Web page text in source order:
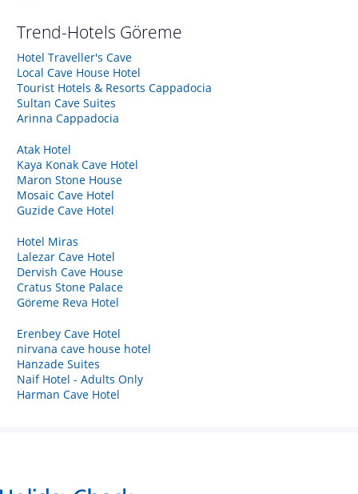
Trend-Hotels Göreme
Hotel Traveller's Cave
Local Cave House Hotel
Tourist Hotels & Resorts Cappadocia
Sultan Cave Suites
Arinna Cappadocia
Atak Hotel
Kaya Konak Cave Hotel
Maron Stone House
Mosaic Cave Hotel
Guzide Cave Hotel
Hotel Miras
Lalezar Cave Hotel
Dervish Cave House
Cratus Stone Palace
Göreme Reva Hotel
Erenbey Cave Hotel
nirvana cave house hotel
Hanzade Suites
Naif Hotel - Adults Only
Harman Cave Hotel